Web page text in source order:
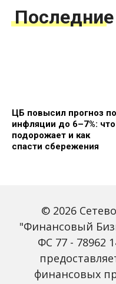
ЦБ повысил прогноз по
инфляции до 6–7%: что
подорожает и как
спасти сбережения
Объем наличных у
россиян в июле вырос
на 43%: что стоит за
© 2026
"Финансовый
ФС 77 - 78962
финансовых